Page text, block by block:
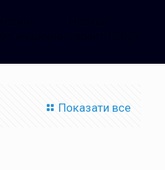
Показати все